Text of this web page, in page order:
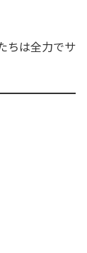
ちは全力でサ